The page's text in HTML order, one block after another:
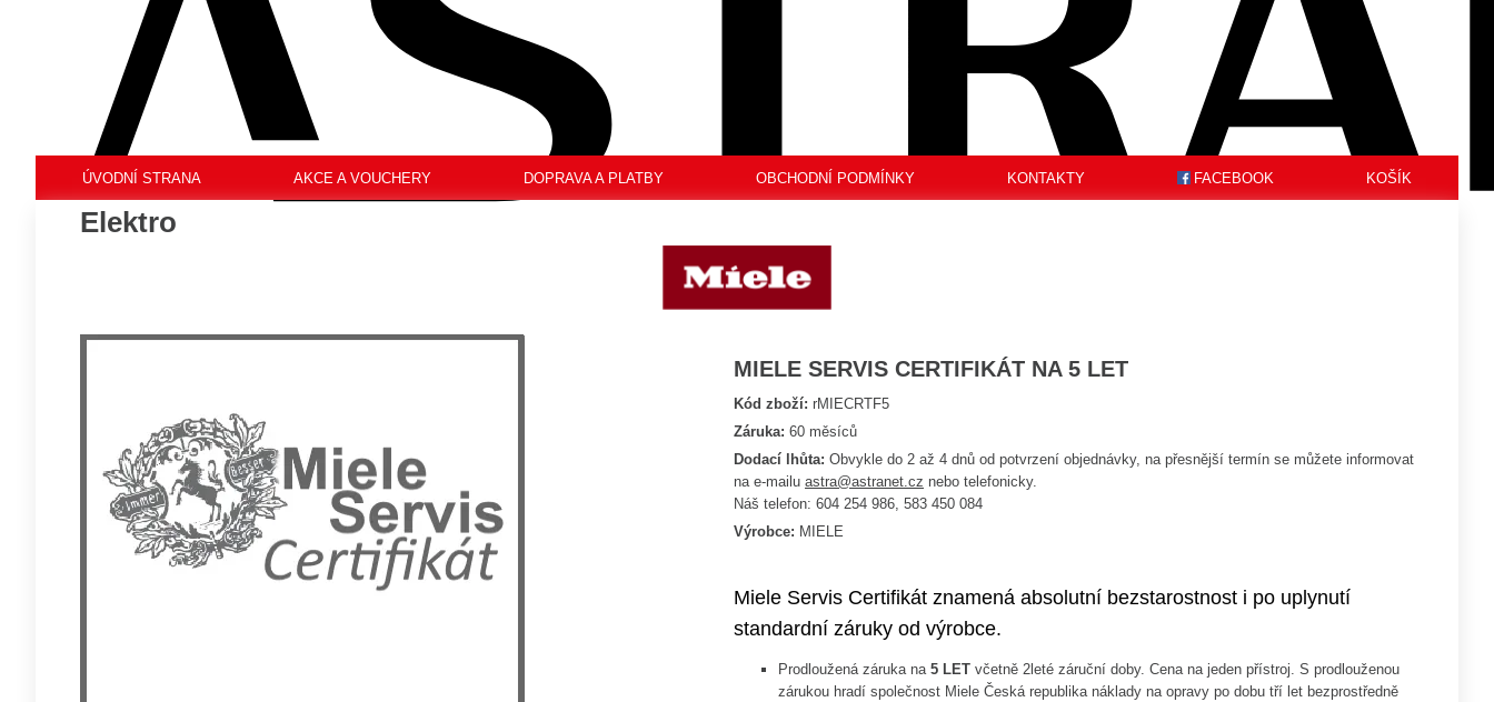
Elektro
ÚVODNÍ STRANA AKCE A VOUCHERY DOPRAVA A PLATBY OBCHODNÍ PODMÍNKY KONTAKTY FACEBOOK KOŠÍK
MIELE SERVIS CERTIFIKÁT NA 5 LET
Kód zboží: rMIECRTF5
Záruka: 60 měsíců
Dodací lhůta: Obvykle do 2 až 4 dnů od potvrzení objednávky, na přesnější termín se můžete informovat
na e-mailu astra@astranet.cz nebo telefonicky.
Náš telefon: 604 254 986, 583 450 084
Výrobce: MIELE
Miele Servis Certifikát znamená absolutní bezstarostnost i po uplynutí
standardní záruky od výrobce.
Prodloužená záruka na 5 LET včetně 2leté záruční doby. Cena na jeden přístroj. S prodlouženou
zárukou hradí společnost Miele Česká republika náklady na opravy po dobu tří let bezprostředně